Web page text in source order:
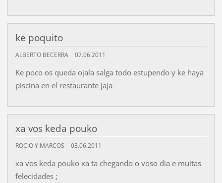
ke poquito
ALBERTO BECERRA 07.06.2011
Ke poco os queda ojala salga todo estupendo y ke haya
piscina en el restaurante jaja
xa vos keda pouko
ROCIO Y MARCOS 03.06.2011
xa vos keda pouko xa ta chegando o voso dia e muitas
felecidades ;